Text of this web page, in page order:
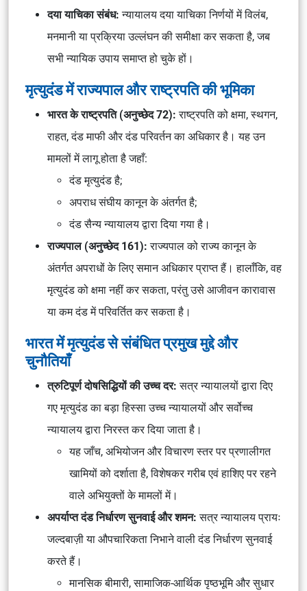
दया याचिका संबंध: न्यायालय दया याचिका निर्णयों में विलंब,
मनमानी या प्रक्रिया उल्लंघन की समीक्षा कर सकता है, जब
सभी न्यायिक उपाय समाप्त हो चुके हों।
मृत्युदंड में राज्यपाल और राष्ट्रपति की भूमिका
भारत के राष्ट्रपति (अनुच्छेद 72): राष्ट्रपति को क्षमा, स्थगन,
राहत, दंड माफी और दंड परिवर्तन का अधिकार है। यह उन
मामलों में लागू होता है जहाँ:
दंड मृत्युदंड है;
अपराध संघीय कानून के अंतर्गत है;
दंड सैन्य न्यायालय द्वारा दिया गया है।
राज्यपाल (अनुच्छेद 161): राज्यपाल को राज्य कानून के
अंतर्गत अपराधों के लिए समान अधिकार प्राप्त हैं। हालाँकि, वह
मृत्युदंड को क्षमा नहीं कर सकता, परंतु उसे आजीवन कारावास
या कम दंड में परिवर्तित कर सकता है।
भारत में मृत्युदंड से संबंधित प्रमुख मुद्दे और
चुनौतियाँ
त्रुटिपूर्ण दोषसिद्धियों की उच्च दर: सत्र न्यायालयों द्वारा दिए
गए मृत्युदंड का बड़ा हिस्सा उच्च न्यायालयों और सर्वोच्च
न्यायालय द्वारा निरस्त कर दिया जाता है।
यह जाँच, अभियोजन और विचारण स्तर पर प्रणालीगत
खामियों को दर्शाता है, विशेषकर गरीब एवं हाशिए पर रहने
वाले अभियुक्तों के मामलों में।
अपर्याप्त दंड निर्धारण सुनवाई और शमन: सत्र न्यायालय प्रायः
जल्दबाज़ी या औपचारिकता निभाने वाली दंड निर्धारण सुनवाई
करते हैं।
मानसिक बीमारी, सामाजिक-आर्थिक पृष्ठभूमि और सुधार